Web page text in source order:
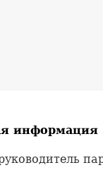
информация